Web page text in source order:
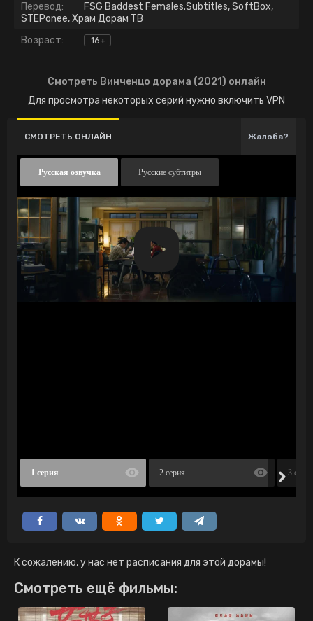
Перевод:
FSG Baddest Females.Subtitles, SoftBox,
STEPonee, Храм Дорам ТВ
Возраст:
16+
Смотреть Винченцо дорама (2021) онлайн
Для просмотра некоторых серий нужно включить VPN
СМОТРЕТЬ ОНЛАЙН Жалоба?
Русская озвучка Русские субтитры
1 серия 2 серия 3 серия
К сожалению, у нас нет расписания для этой дорамы!
Смотреть ещё фильмы: